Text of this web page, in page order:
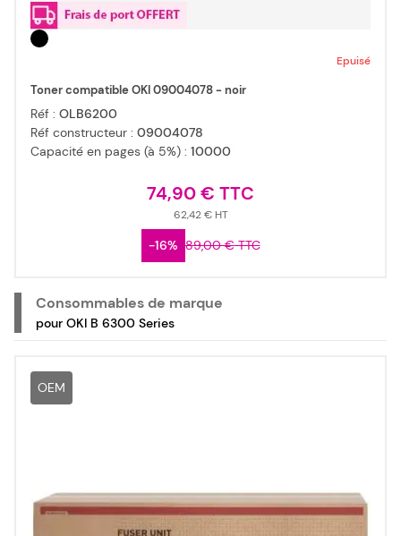
Epuisé
Toner compatible OKI 09004078 - noir
Réf : OLB6200
Réf constructeur : 09004078
Capacité en pages (à 5%) : 10000
74,90 €
62,42 €
-16% 89,00 €
Consommables de marque
pour OKI B 6300 Series
OEM